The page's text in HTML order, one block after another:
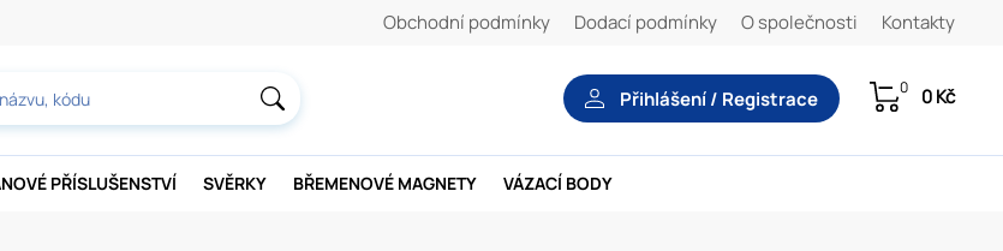
Obchodní podmínky Dodací podmínky O společnosti Kontakty
Přihlášení / Registrace 0 0 Kč
PŘÍSLUŠENSTVÍ SVĚRKY BŘEMENOVÉ MAGNETY VÁZACÍ BODY